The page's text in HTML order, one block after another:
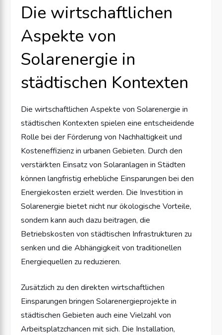
Die wirtschaftlichen
Aspekte von
Solarenergie in
städtischen Kontexten
Die wirtschaftlichen Aspekte von Solarenergie in
städtischen Kontexten spielen eine entscheidende
Rolle bei der Förderung von Nachhaltigkeit und
Kosteneffizienz in urbanen Gebieten. Durch den
verstärkten Einsatz von Solaranlagen in Städten
können langfristig erhebliche Einsparungen bei den
Energiekosten erzielt werden. Die Investition in
Solarenergie bietet nicht nur ökologische Vorteile,
sondern kann auch dazu beitragen, die
Betriebskosten von städtischen Infrastrukturen zu
senken und die Abhängigkeit von traditionellen
Energiequellen zu reduzieren.
Zusätzlich zu den direkten wirtschaftlichen
Einsparungen bringen Solarenergieprojekte in
städtischen Gebieten auch eine Vielzahl von
Arbeitsplatzchancen mit sich. Die Installation,